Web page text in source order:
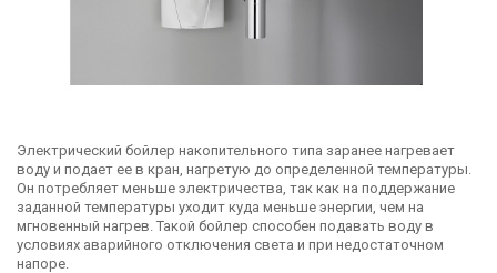
Электрический бойлер накопительного типа заранее нагревает
воду и подает ее в кран, нагретую до определенной температуры.
Он потребляет меньше электричества, так как на поддержание
заданной температуры уходит куда меньше энергии, чем на
мгновенный нагрев. Такой бойлер способен подавать воду в
условиях аварийного отключения света и при недостаточном
напоре.